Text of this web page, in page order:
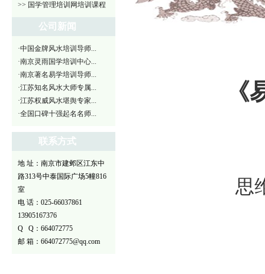
>> 国学管理培训网培训课程
公司新闻
·中国金牌风水培训导师...
·南京灵雨国学培训中心...
·南京著名易学培训导师...
·江苏知名风水大师专属...
·江苏权威风水堪舆专家...
·全国口碑十强起名名师...
联系方式
地 址：南京市建邺区江东中
路313号中泰国际广场5幢816
室
电 话：025-66037861
13905167376
Q Q：664072775
邮 箱：664072775@qq.com
思